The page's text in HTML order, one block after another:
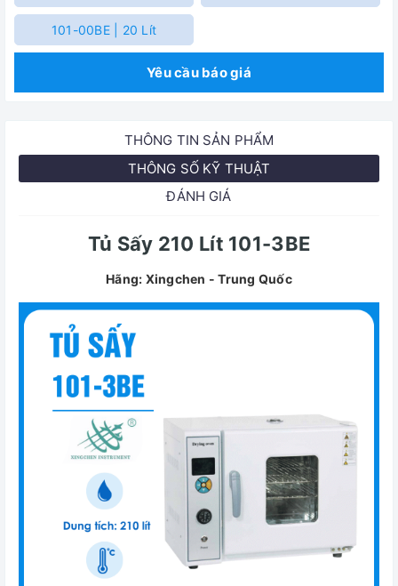
101-00BE | 20 Lít
Yêu cầu báo giá
THÔNG TIN SẢN PHẨM
THÔNG SỐ KỸ THUẬT
ĐÁNH GIÁ
Tủ Sấy 210 Lít 101-3BE
Hãng: Xingchen - Trung Quốc